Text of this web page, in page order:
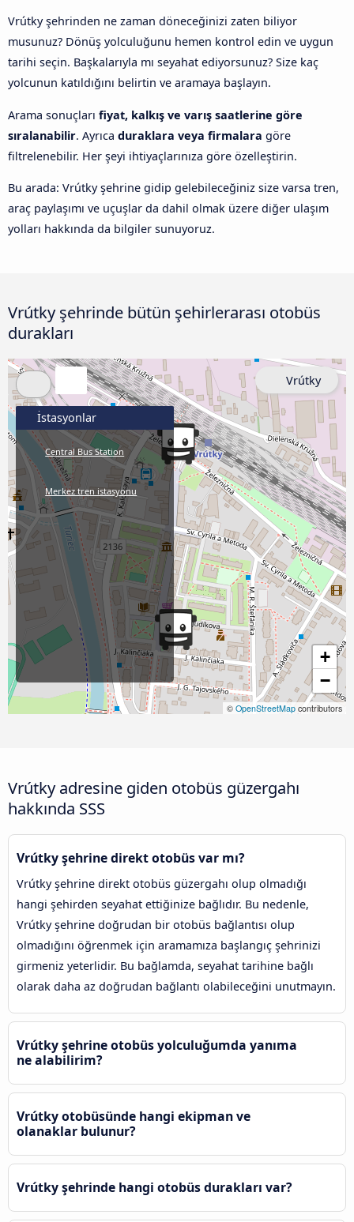
Vrútky şehrinden ne zaman döneceğinizi zaten biliyor
musunuz? Dönüş yolculuğunu hemen kontrol edin ve uygun
tarihi seçin. Başkalarıyla mı seyahat ediyorsunuz? Size kaç
yolcunun katıldığını belirtin ve aramaya başlayın.
Arama sonuçları fiyat, kalkış ve varış saatlerine göre
sıralanabilir. Ayrıca duraklara veya firmalara göre
filtrelenebilir. Her şeyi ihtiyaçlarınıza göre özelleştirin.
Bu arada: Vrútky şehrine gidip gelebileceğiniz size varsa tren,
araç paylaşımı ve uçuşlar da dahil olmak üzere diğer ulaşım
yolları hakkında da bilgiler sunuyoruz.
Vrútky şehrinde bütün şehirlerarası otobüs
durakları
+
−
© OpenStreetMap contributors
İstasyonlar
Central Bus Station
Merkez tren istasyonu
Vrútky
Vrútky adresine giden otobüs güzergahı
hakkında SSS
Vrútky şehrine direkt otobüs var mı?
Vrútky şehrine direkt otobüs güzergahı olup olmadığı
hangi şehirden seyahat ettiğinize bağlıdır. Bu nedenle,
Vrútky şehrine doğrudan bir otobüs bağlantısı olup
olmadığını öğrenmek için aramamıza başlangıç şehrinizi
girmeniz yeterlidir. Bu bağlamda, seyahat tarihine bağlı
olarak daha az doğrudan bağlantı olabileceğini unutmayın.
Vrútky şehrine otobüs yolculuğumda yanıma
ne alabilirim?
Vrútky otobüsünde hangi ekipman ve
olanaklar bulunur?
Vrútky şehrinde hangi otobüs durakları var?